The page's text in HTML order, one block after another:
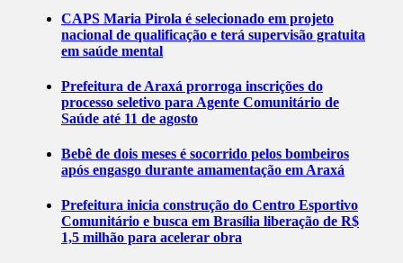
CAPS Maria Pirola é selecionado em projeto
nacional de qualificação e terá supervisão gratuita
em saúde mental
Prefeitura de Araxá prorroga inscrições do
processo seletivo para Agente Comunitário de
Saúde até 11 de agosto
Bebê de dois meses é socorrido pelos bombeiros
após engasgo durante amamentação em Araxá
Prefeitura inicia construção do Centro Esportivo
Comunitário e busca em Brasília liberação de R$
1,5 milhão para acelerar obra